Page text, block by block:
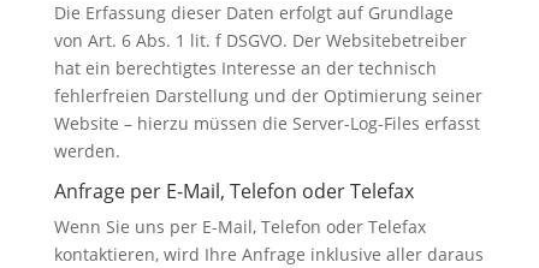
Die Erfassung dieser Daten erfolgt auf Grundlage
von Art. 6 Abs. 1 lit. f DSGVO. Der Websitebetreiber
hat ein berechtigtes Interesse an der technisch
fehlerfreien Darstellung und der Optimierung seiner
Website – hierzu müssen die Server-Log-Files erfasst
werden.
Anfrage per E-Mail, Telefon oder Telefax
Wenn Sie uns per E-Mail, Telefon oder Telefax
kontaktieren, wird Ihre Anfrage inklusive aller daraus